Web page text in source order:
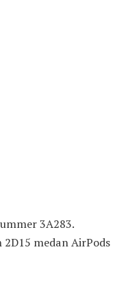
3A283.
2D15 medan AirPods